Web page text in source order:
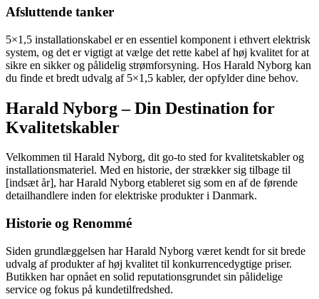
Afsluttende tanker
5×1,5 installationskabel er en essentiel komponent i ethvert elektrisk
system, og det er vigtigt at vælge det rette kabel af høj kvalitet for at
sikre en sikker og pålidelig strømforsyning. Hos Harald Nyborg kan
du finde et bredt udvalg af 5×1,5 kabler, der opfylder dine behov.
Harald Nyborg – Din Destination for
Kvalitetskabler
Velkommen til Harald Nyborg, dit go-to sted for kvalitetskabler og
installationsmateriel. Med en historie, der strækker sig tilbage til
[indsæt år], har Harald Nyborg etableret sig som en af de førende
detailhandlere inden for elektriske produkter i Danmark.
Historie og Renommé
Siden grundlæggelsen har Harald Nyborg været kendt for sit brede
udvalg af produkter af høj kvalitet til konkurrencedygtige priser.
Butikken har opnået en solid reputationsgrundet sin pålidelige
service og fokus på kundetilfredshed.